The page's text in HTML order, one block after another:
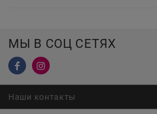
МЫ В СОЦ СЕТЯХ
Наши контакты